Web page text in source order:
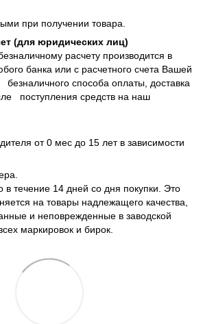
при получении товара.
(для юридических лиц)
расчету производится в
банка или с расчетного счета Вашей
способа оплаты, доставка
поступления средств на наш
от 0 мес до 15 лет в зависимости
в течение 14 дней со дня покупки. Это
на товары надлежащего качества,
и неповрежденные в заводской
маркировок и бирок.